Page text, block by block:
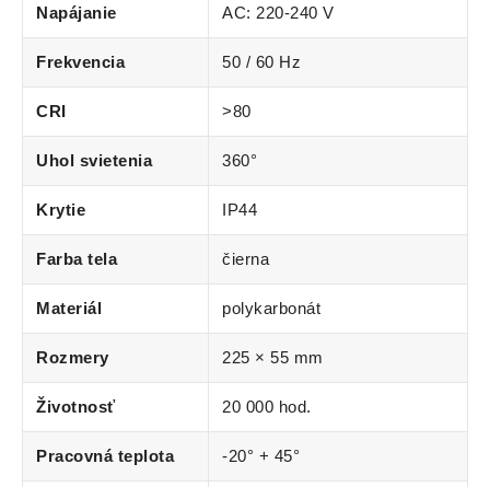
Napájanie AC: 220-240 V
Frekvencia 50 / 60 Hz
CRI >80
Uhol svietenia 360°
Krytie IP44
Farba tela čierna
Materiál polykarbonát
Rozmery 225 × 55 mm
Životnosť 20 000 hod.
Pracovná teplota -20° + 45°